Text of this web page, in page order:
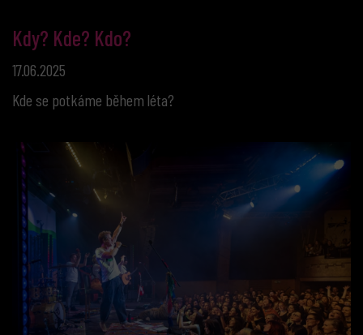
Kdy? Kde? Kdo?
17.06.2025
Kde se potkáme během léta?